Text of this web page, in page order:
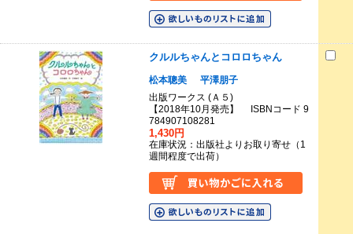
クルルちゃんとコロロちゃん
松本聰美
平澤朋子
出版ワークス (Ａ５)
【2018年10月発売】 ISBNコード 9
784907108281
1,430円
在庫状況：出版社よりお取り寄せ（1
週間程度で出荷）